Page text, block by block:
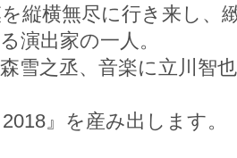
縦横無尽に行き来し、
演出家の一人。
雪之丞、音楽に立川智
』を産み出します。